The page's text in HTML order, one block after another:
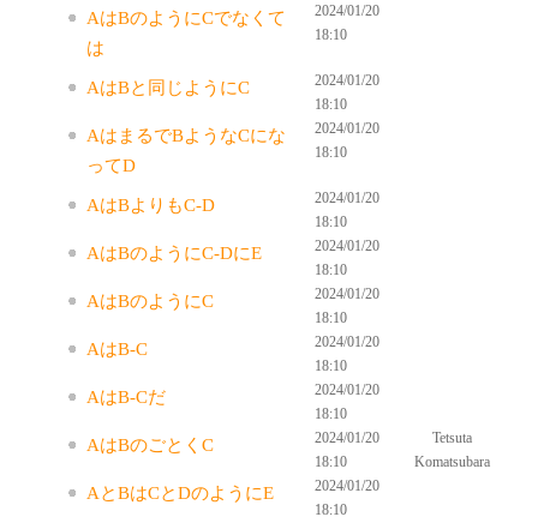
AはBのようにCでなくて
は
2024/01/20
18:10
AはBと同じようにC
2024/01/20
18:10
AはまるでBようなCにな
ってD
2024/01/20
18:10
AはBよりもC-D
2024/01/20
18:10
AはBのようにC-DにE
2024/01/20
18:10
AはBのようにC
2024/01/20
18:10
AはB-C
2024/01/20
18:10
AはB-Cだ
2024/01/20
18:10
AはBのごとくC
2024/01/20
18:10
Tetsuta
Komatsubara
AとBはCとDのようにE
2024/01/20
18:10